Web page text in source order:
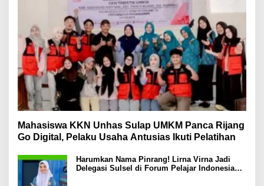
Mahasiswa KKN Unhas Sulap UMKM Panca Rijang
Go Digital, Pelaku Usaha Antusias Ikuti Pelatihan
Harumkan Nama Pinrang! Lirna Virna Jadi
Delegasi Sulsel di Forum Pelajar Indonesia